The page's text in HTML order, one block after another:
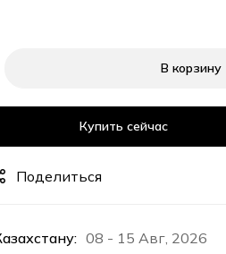
В корзину
Купить сейчас
Поделиться
08 - 15 Авг, 2026